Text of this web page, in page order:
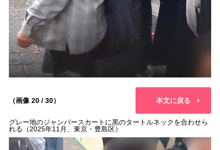
（画像 20 / 30） 本文に戻る
グレー地のジャンパースカートに黒のタートルネックを合わせら
れる（2025年11月、東京・豊島区）